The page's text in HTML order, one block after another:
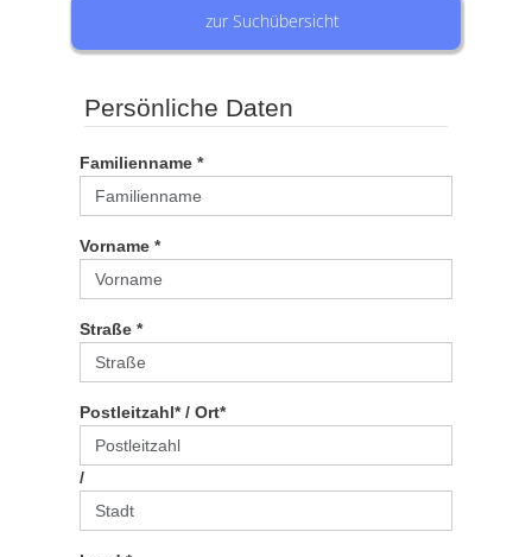
zur Suchübersicht
Persönliche Daten
Familienname *
Vorname *
Straße *
Postleitzahl* / Ort*
/